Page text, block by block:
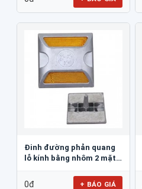
Đinh đường phản quang
lỗ kính bằng nhôm 2 mặt
0đ + BÁO GIÁ